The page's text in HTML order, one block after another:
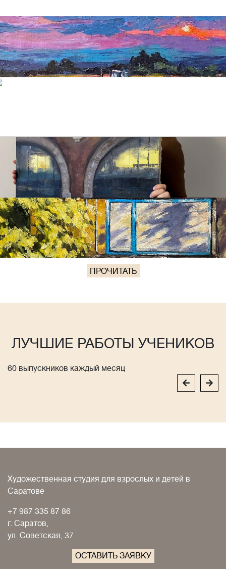
ПРОЧИТАТЬ
ЛУЧШИЕ РАБОТЫ УЧЕНИКОВ
60 выпускников каждый месяц
Художественная студия для взрослых и детей в
Саратове
+7 987 335 87 86
г. Саратов,
ул. Советская, 37
ОСТАВИТЬ ЗАЯВКУ